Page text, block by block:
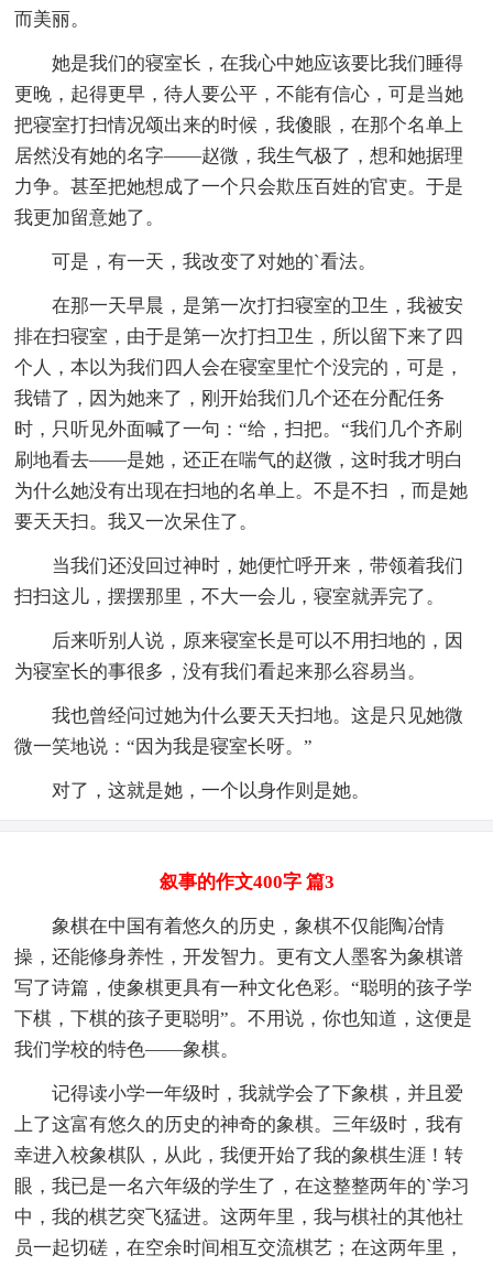
而美丽。
她是我们的寝室长，在我心中她应该要比我们睡得
更晚，起得更早，待人要公平，不能有信心，可是当她
把寝室打扫情况颂出来的时候，我傻眼，在那个名单上
居然没有她的名字——赵微，我生气极了，想和她据理
力争。甚至把她想成了一个只会欺压百姓的官吏。于是
我更加留意她了。
可是，有一天，我改变了对她的`看法。
在那一天早晨，是第一次打扫寝室的卫生，我被安
排在扫寝室，由于是第一次打扫卫生，所以留下来了四
个人，本以为我们四人会在寝室里忙个没完的，可是，
我错了，因为她来了，刚开始我们几个还在分配任务
时，只听见外面喊了一句：“给，扫把。“我们几个齐刷
刷地看去——是她，还正在喘气的赵微，这时我才明白
为什么她没有出现在扫地的名单上。不是不扫 ，而是她
要天天扫。我又一次呆住了。
当我们还没回过神时，她便忙呼开来，带领着我们
扫扫这儿，摆摆那里，不大一会儿，寝室就弄完了。
后来听别人说，原来寝室长是可以不用扫地的，因
为寝室长的事很多，没有我们看起来那么容易当。
我也曾经问过她为什么要天天扫地。这是只见她微
微一笑地说：“因为我是寝室长呀。”
对了，这就是她，一个以身作则是她。
叙事的作文400字 篇3
象棋在中国有着悠久的历史，象棋不仅能陶冶情
操，还能修身养性，开发智力。更有文人墨客为象棋谱
写了诗篇，使象棋更具有一种文化色彩。“聪明的孩子学
下棋，下棋的孩子更聪明”。不用说，你也知道，这便是
我们学校的特色——象棋。
记得读小学一年级时，我就学会了下象棋，并且爱
上了这富有悠久的历史的神奇的象棋。三年级时，我有
幸进入校象棋队，从此，我便开始了我的象棋生涯！转
眼，我已是一名六年级的学生了，在这整整两年的`学习
中，我的棋艺突飞猛进。这两年里，我与棋社的其他社
员一起切磋，在空余时间相互交流棋艺；在这两年里，